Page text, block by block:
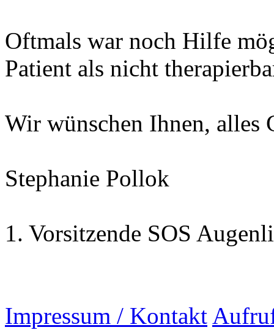
Oftmals war noch Hilfe
Patient als nicht
Wir wünschen Ihnen, alles
Stephanie Pollok
1. Vorsitzende SOS
Impressum / Kontakt